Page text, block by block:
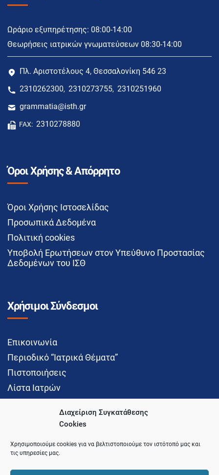
Διαχείριση Συγκατάθεσης
Cookies
Χρησιμοποιούμε cookies για να βελτιστοποιούμε τον ιστότοπό μας και
τις υπηρεσίες μας.
Ωράριο εξυπηρέτησης: 08:00-14:00
Θεωρήσεις ιατρικών γνωματεύσεων 08:30-14:00
Πλ. Αριστοτέλους 4, Θεσσαλονίκη 546 23
2310262300, 2310273755, 2310251960
grammatia@isth.gr
FAX: 2310278880
Όροι Χρήσης & Απόρρητο
Όροι Χρήσης Ιστοσελίδας
Προσωπικά Δεδομένα
Πολιτική cookies
Υποβολή Ερωτήσεων στον Υπεύθυνο Προστασίας
Δεδομένων του ΙΣΘ
Χρήσιμοι Σύνδεσμοι
Επικοινωνία
Περιοδικό “Ιατρικά Θέματα”
Πιστοποιήσεις
Λίστα Ιατρών
Social Media